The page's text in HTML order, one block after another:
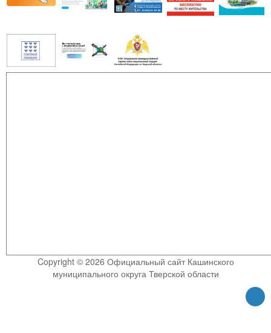
Copyright © 2026 Официальный сайт Кашинского
муниципального округа Тверской области